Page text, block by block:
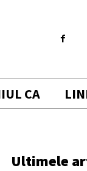
CA
Ultimele